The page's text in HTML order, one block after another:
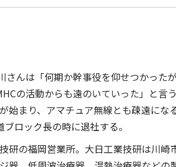
さんは「何期か幹事役を仰せつかった
の活動からも遠のいていった」と言
始まり、アマチュア無線とも疎遠にな
ロック長の時に退社する。
研の福岡営業所。大日工業技研は川崎